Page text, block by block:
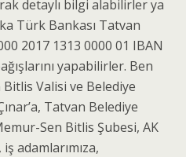
detaylı bilgi alabilirler ya
Türk Bankası Tatvan
2017 1313 0000 01 IBAN
yapabilirler. Ben
Valisi ve Belediye
Tatvan Belediye
Sen Bitlis Şubesi, AK
adamlarımıza,